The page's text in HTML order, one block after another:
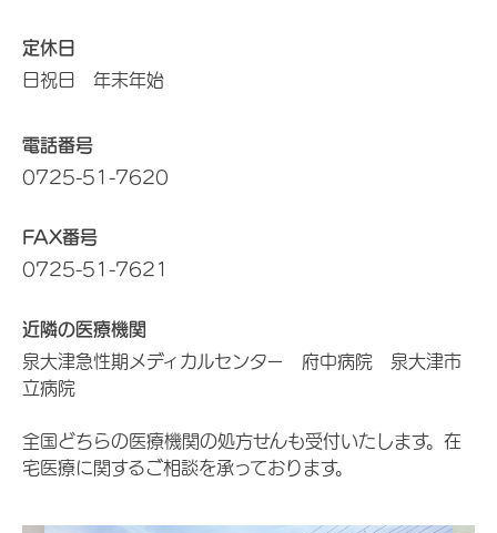
定休日
日祝日 年末年始
電話番号
0725-51-7620
FAX番号
0725-51-7621
近隣の医療機関
泉大津急性期メディカルセンター 府中病院 泉大津市
立病院
全国どちらの医療機関の処方せんも受付いたします。在
宅医療に関するご相談を承っております。